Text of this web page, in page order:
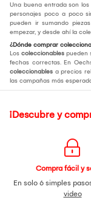
Una buena entrada son los
personajes poco a poco
pueden ir sumando
empezar, y desde ahí la
¿Dónde comprar
Los coleccionables pueden
fechas correctas. En
coleccionables a precios
las campañas más
¡Descubre y
Compra fácil y
En solo 6 simples
video